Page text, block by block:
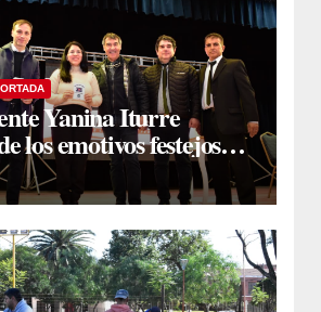
Yanina Iturre
los emotivos festejos
del Taekwon-Do